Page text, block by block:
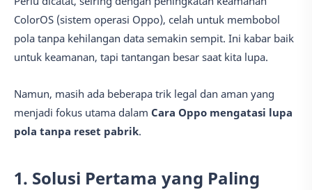
ColorOS (sistem operasi Oppo), celah untuk membobol
pola tanpa kehilangan data semakin sempit. Ini kabar baik
untuk keamanan, tapi tantangan besar saat kita lupa.
Namun, masih ada beberapa trik legal dan aman yang
menjadi fokus utama dalam Cara Oppo mengatasi lupa
pola tanpa reset pabrik.
1. Solusi Pertama yang Paling